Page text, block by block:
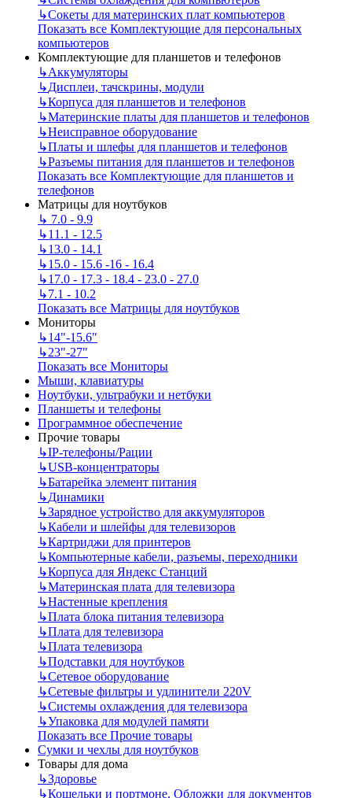
↳Сокеты для материнских плат компьютеров
Показать все Комплектующие для персональных
компьютеров
Комплектующие для планшетов и телефонов
↳Аккумуляторы
↳Дисплеи, тачскрины, модули
↳Корпуса для планшетов и телефонов
↳Материнские платы для планшетов и телефонов
↳Неисправное оборудование
↳Платы и шлефы для планшетов и телефонов
↳Разъемы питания для планшетов и телефонов
Показать все Комплектующие для планшетов и
телефонов
Матрицы для ноутбуков
↳ 7.0 - 9.9
↳11.1 - 12.5
↳13.0 - 14.1
↳15.0 - 15.6 -16 - 16.4
↳17.0 - 17.3 - 18.4 - 23.0 - 27.0
↳7.1 - 10.2
Показать все Матрицы для ноутбуков
Мониторы
↳14"-15.6"
↳23"-27"
Показать все Мониторы
Мыши, клавиатуры
Ноутбуки, ультрабуки и нетбуки
Планшеты и телефоны
Программное обеспечение
Прочие товары
↳IP‑телефоны/Рации
↳USB-концентраторы
↳Батарейка элемент питания
↳Динамики
↳Зарядное устройство для аккумуляторов
↳Кабели и шлейфы для телевизоров
↳Картриджи для принтеров
↳Компьютерные кабели, разъемы, переходники
↳Корпуса для Яндекс Станций
↳Материнская плата для телевизора
↳Настенные крепления
↳Плата блока питания телевизора
↳Плата для телевизора
↳Плата телевизора
↳Подставки для ноутбуков
↳Сетевое оборудование
↳Сетевые фильтры и удлинители 220V
↳Системы охлаждения для телевизора
↳Упаковка для модулей памяти
Показать все Прочие товары
Сумки и чехлы для ноутбуков
Товары для дома
↳Здоровье
↳Кошельки и портмоне, Обложки для документов